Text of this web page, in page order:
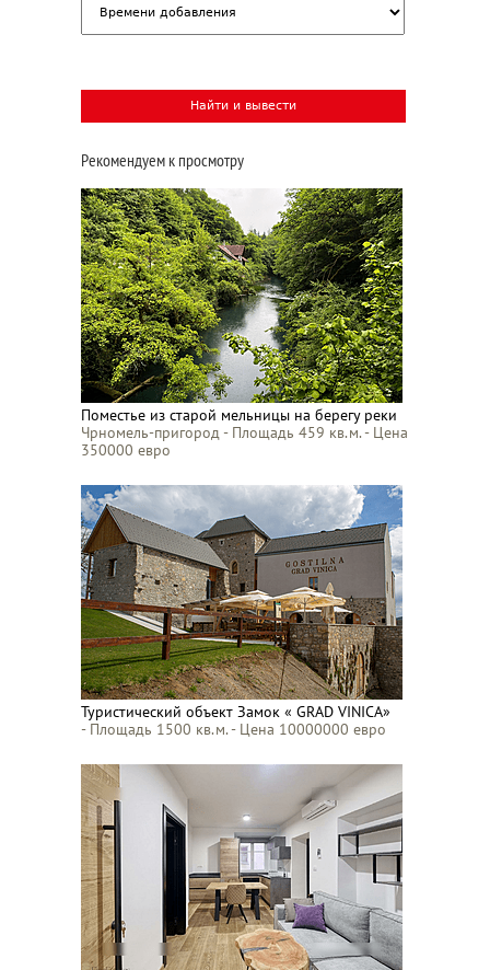
Рекомендуем к просмотру
Поместье из старой мельницы на берегу реки
Чрномель-пригород - Площадь 459 кв.м. - Цена
350000 евро
Туристический объект Замок « GRAD VINICA»
- Площадь 1500 кв.м. - Цена 10000000 евро